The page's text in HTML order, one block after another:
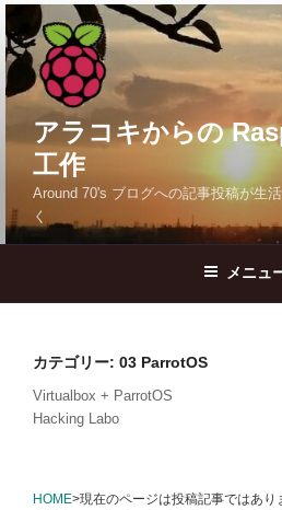
コ
ン
テ
ン
へ
ッ
プ
アラコキからの
工作
Around 70's ブログへの記事投稿が生
く
メニュ
カテゴリー: 03 ParrotOS
Virtualbox + ParrotOS
Hacking Labo
HOME>現在のページは投稿記事ではあり